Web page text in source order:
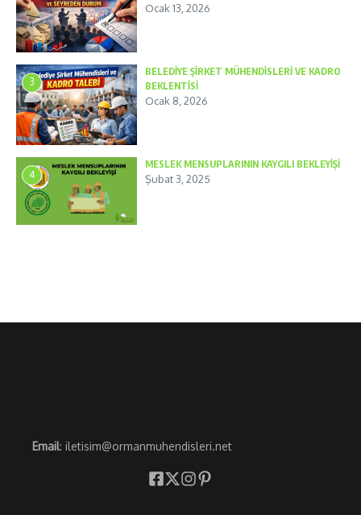
Ocak 13, 2026
3
BELEDİYE ŞİRKET MÜHENDİSLERİ VE KADRO
BEKLENTİSİ
Ocak 8, 2026
4
MESLEK MENSUPLARININ KAYGILI BEKLEYİŞİ
Şubat 3, 2025
Email: iletisim@ormanmuhendisleri.net